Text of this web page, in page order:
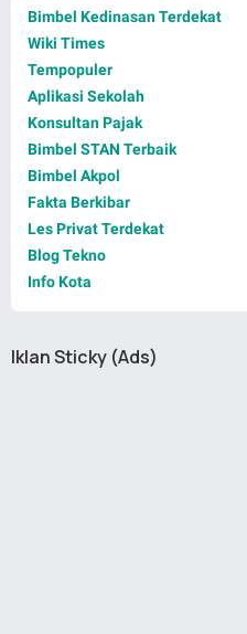
Bimbel Kedinasan Terdekat
Wiki Times
Tempopuler
Aplikasi Sekolah
Konsultan Pajak
Bimbel STAN Terbaik
Bimbel Akpol
Fakta Berkibar
Les Privat Terdekat
Blog Tekno
Info Kota
Iklan Sticky (Ads)